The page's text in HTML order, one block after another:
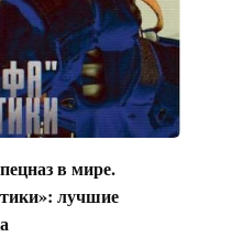
в мире.
лучшие